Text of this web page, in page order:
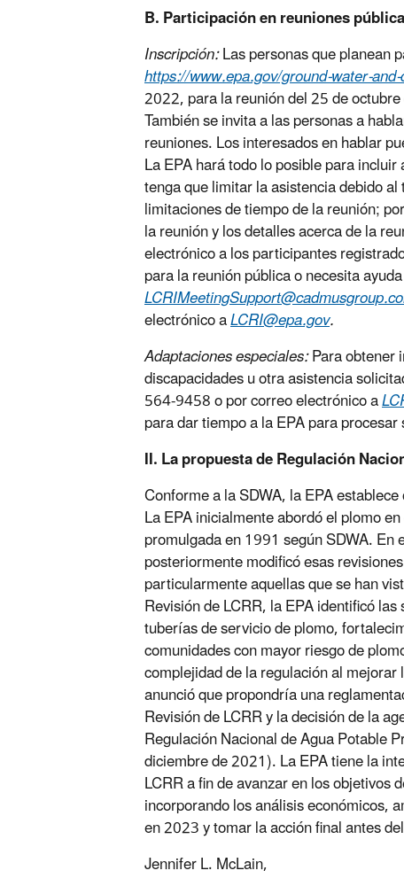
B. Participación en reuniones
Inscripción:Las personas que planean
https://www.epa.gov/ground-water-
2022, para la reunión del 25 de
También se invita a las personas a
reuniones. Los interesados en hablar
La EPA hará todo lo posible para
tenga que limitar la asistencia debido
limitaciones de tiempo de la reunión;
la reunión y los detalles acerca de la
electrónico a los participantes
para la reunión pública o necesita
electrónico aLCRI@epa.gov.
Adaptaciones especiales:Para obtener
discapacidades u otra asistencia
564-9458 o por correo electrónico a
para dar tiempo a la EPA para
II. La propuesta de Regulación
Conforme a la SDWA, la EPA
La EPA inicialmente abordó el plomo
promulgada en 1991 según SDWA.
posteriormente modificó esas
particularmente aquellas que se han
Revisión de LCRR, la EPA identificó
tuberías de servicio de plomo,
comunidades con mayor riesgo de
complejidad de la regulación al
anunció que propondría una
Revisión de LCRR y la decisión de la
Regulación Nacional de Agua Potable
diciembre de 2021). La EPA tiene la
LCRR a fin de avanzar en los
incorporando los análisis económicos,
en 2023 y tomar la acción final antes
Jennifer L. McLain,